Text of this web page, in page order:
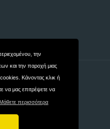
την
και την παροχή μιας
Κάνοντας κλικ ή
να μας επιτρέψετε να
Μάθετε περισσότερα
Ιδιωτικότητα
Ellada